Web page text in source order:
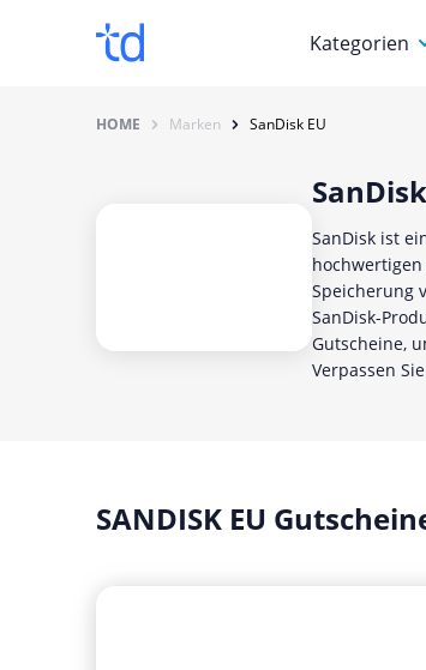
Kategorien
Bücher &
Computer
Essen &
HOME Marken SanDisk EU
SanDisk ist
hochwertigen
Speicherung
SanDisk-
Gutscheine,
Verpassen
SANDISK EU